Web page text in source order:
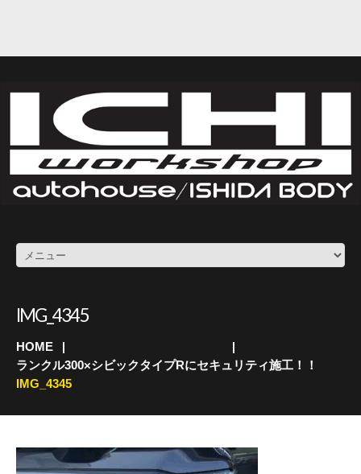
IMG_4345
HOME
ランクル300×シビックタイプRにセキュリティ施工！！
IMG_4345